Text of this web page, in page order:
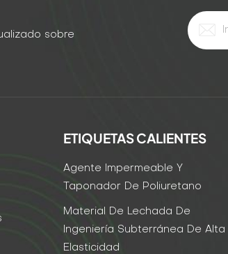
sobre
ETIQUETAS CALIENTES
Agente Impermeable Y
Taponador De Poliuretano
Material De Lechada De
Ingeniería Subterránea De Alta
Elasticidad